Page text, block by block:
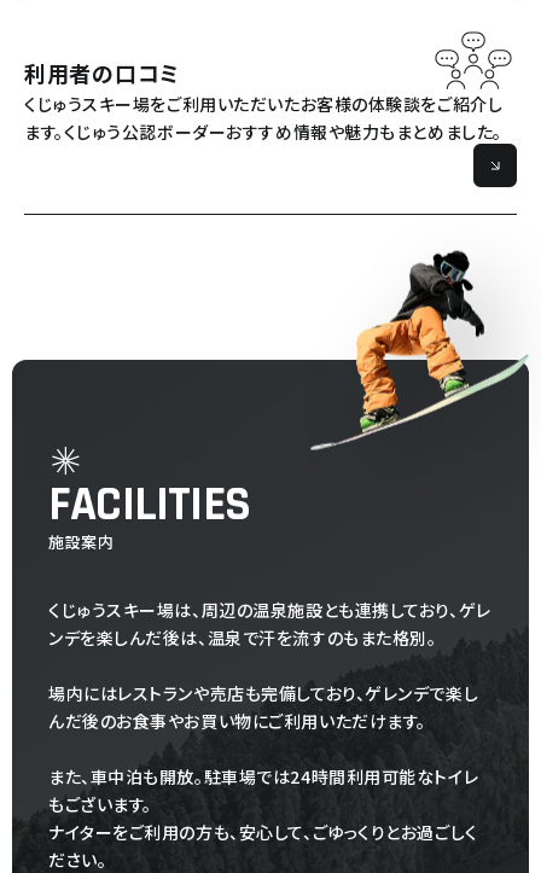
利用者の口コミ
くじゅうスキー場をご利用いただいたお客様の体験談をご紹介し
ます。くじゅう公認ボーダーおすすめ情報や魅力もまとめました。
FACILITIES
施設案内
くじゅうスキー場は、周辺の温泉施設とも連携しており、ゲレ
ンデを楽しんだ後は、温泉で汗を流すのもまた格別。
場内にはレストランや売店も完備しており、ゲレンデで楽し
んだ後のお食事やお買い物にご利用いただけます。
また、車中泊も開放。駐車場では24時間利用可能なトイレ
もございます。
ナイターをご利用の方も、安心して、ごゆっくりとお過ごしく
ださい。